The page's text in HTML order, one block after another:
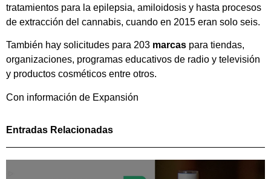
tratamientos para la epilepsia, amiloidosis y hasta procesos
de extracción del cannabis, cuando en 2015 eran solo seis.
También hay solicitudes para 203 marcas para tiendas,
organizaciones, programas educativos de radio y televisión
y productos cosméticos entre otros.
Con información de Expansión
Entradas Relacionadas